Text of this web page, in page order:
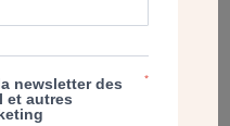
newsletter des
et autres
*